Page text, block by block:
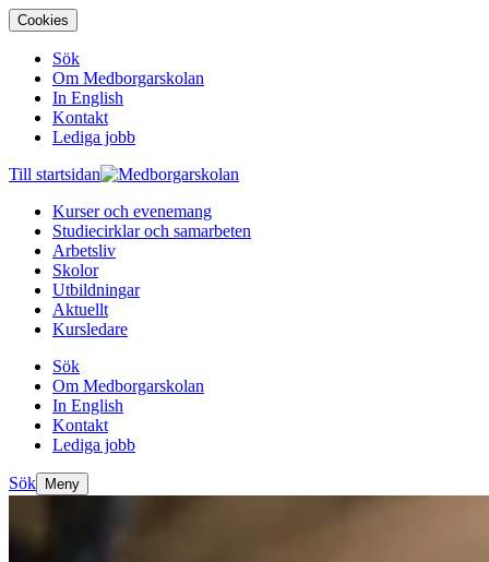
Cookies
Sök
Om Medborgarskolan
In English
Kontakt
Lediga jobb
Till startsidan
Kurser och evenemang
Studiecirklar och samarbeten
Arbetsliv
Skolor
Utbildningar
Aktuellt
Kursledare
Sök
Om Medborgarskolan
In English
Kontakt
Lediga jobb
Sök Meny